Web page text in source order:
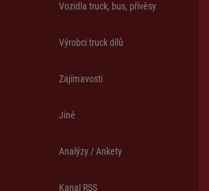
Vozidla truck, bus, přívěsy
Výrobci truck dílů
Zajímavosti
Jiné
Analýzy / Ankety
Kanal RSS